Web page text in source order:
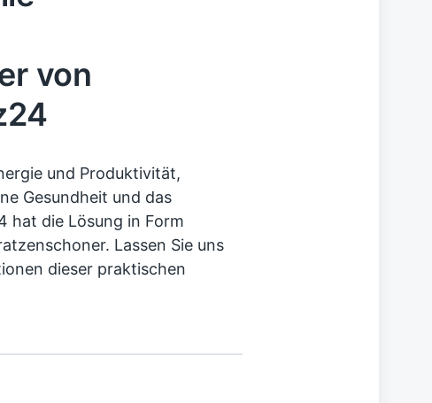
von
und Produktivität,
Gesundheit und das
hat die Lösung in Form
Lassen Sie uns
dieser praktischen